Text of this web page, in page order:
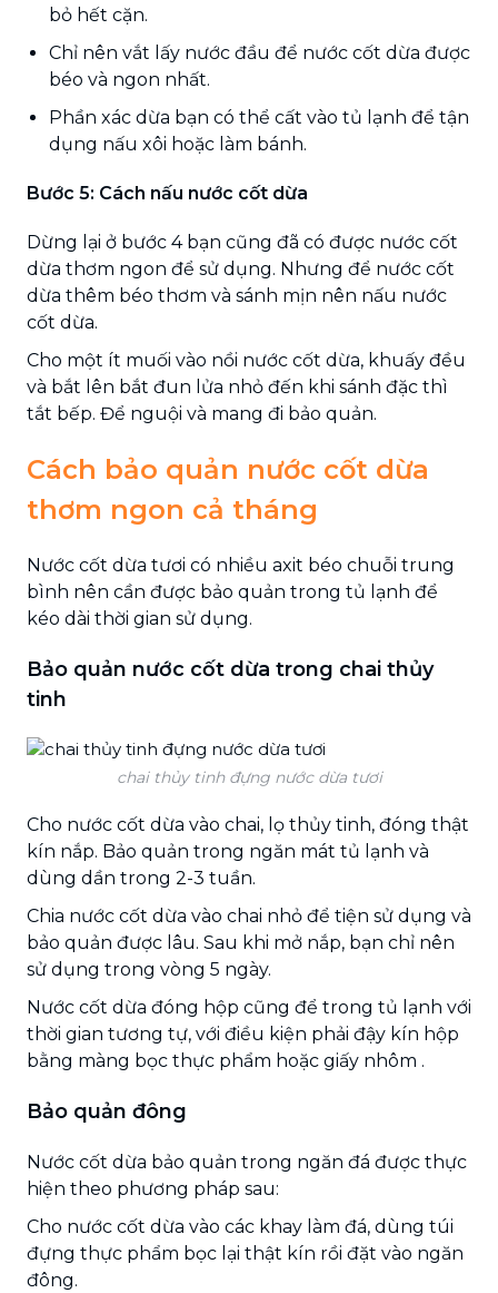
bỏ hết cặn.
Chỉ nên vắt lấy nước đầu để nước cốt dừa được
béo và ngon nhất.
Phần xác dừa bạn có thể cất vào tủ lạnh để tận
dụng nấu xôi hoặc làm bánh.
Bước 5: Cách nấu nước cốt dừa
Dừng lại ở bước 4 bạn cũng đã có được nước cốt
dừa thơm ngon để sử dụng. Nhưng để nước cốt
dừa thêm béo thơm và sánh mịn nên nấu nước
cốt dừa.
Cho một ít muối vào nồi nước cốt dừa, khuấy đều
và bắt lên bắt đun lửa nhỏ đến khi sánh đặc thì
tắt bếp. Để nguội và mang đi bảo quản.
Cách bảo quản nước cốt dừa
thơm ngon cả tháng
Nước cốt dừa tươi có nhiều axit béo chuỗi trung
bình nên cần được bảo quản trong tủ lạnh để
kéo dài thời gian sử dụng.
Bảo quản nước cốt dừa trong chai thủy
tinh
chai thủy tinh đựng nước dừa tươi
Cho nước cốt dừa vào chai, lọ thủy tinh, đóng thật
kín nắp. Bảo quản trong ngăn mát tủ lạnh và
dùng dần trong 2-3 tuần.
Chia nước cốt dừa vào chai nhỏ để tiện sử dụng và
bảo quản được lâu. Sau khi mở nắp, bạn chỉ nên
sử dụng trong vòng 5 ngày.
Nước cốt dừa đóng hộp cũng để trong tủ lạnh với
thời gian tương tự, với điều kiện phải đậy kín hộp
bằng màng bọc thực phẩm hoặc giấy nhôm .
Bảo quản đông
Nước cốt dừa bảo quản trong ngăn đá được thực
hiện theo phương pháp sau:
Cho nước cốt dừa vào các khay làm đá, dùng túi
đựng thực phẩm bọc lại thật kín rồi đặt vào ngăn
đông.